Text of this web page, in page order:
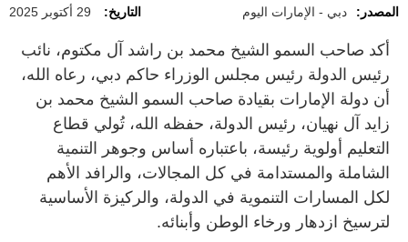
المصدر: دبي - الإمارات اليوم التاريخ: 29 أكتوبر 2025
أكد صاحب السمو الشيخ محمد بن راشد آل مكتوم، نائب
رئيس الدولة رئيس مجلس الوزراء حاكم دبي، رعاه الله،
أن دولة الإمارات بقيادة صاحب السمو الشيخ محمد بن
زايد آل نهيان، رئيس الدولة، حفظه الله، تُولي قطاع
التعليم أولوية رئيسة، باعتباره أساس وجوهر التنمية
الشاملة والمستدامة في كل المجالات، والرافد الأهم
لكل المسارات التنموية في الدولة، والركيزة الأساسية
لترسيخ ازدهار ورخاء الوطن وأبنائه.